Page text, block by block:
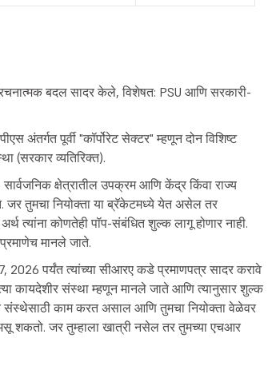
बदल सादर केले, विशेषत: PSU आणि सरकारी-
अंतर्गत पूर्वी "कॉर्पोरेट सेक्टर" म्हणून दोन विशिष्ट
(सरकार व्यतिरिक्त).
क्षेत्रातील उपक्रम आणि केंद्र किंवा राज्य
जर तुमचा नियोक्ता या ब्रॅकेटमध्ये येत असेल तर
त्यांना कोणतेही पॉप-संबंधित शुल्क लागू होणार नाही.
मानले जाते.
2026 पर्यंत त्यांच्या सीआरए कडे प्रमाणपत्र सादर करावे
कायदेशीर संस्था म्हणून मानले जाते आणि त्यानुसार शुल्क
संस्थेसाठी काम करत असाल आणि तुमचा नियोक्ता वेळेवर
शकतो. जर तुम्हाला खात्री नसेल तर तुमच्या एचआर